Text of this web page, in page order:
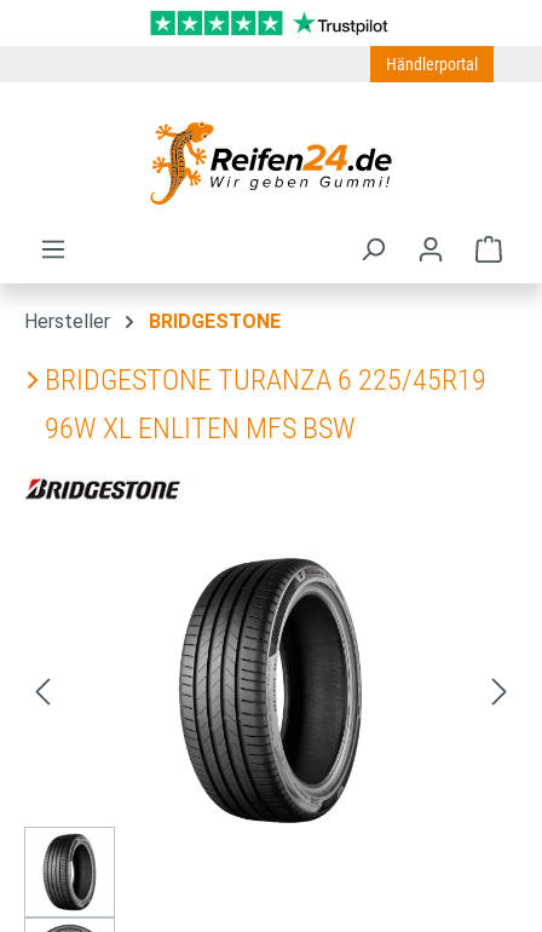
Zum Hauptinhalt springen
Händlerportal
Hersteller BRIDGESTONE
BRIDGESTONE TURANZA 6 225/45R19
96W XL ENLITEN MFS BSW
Bildergalerie überspringen